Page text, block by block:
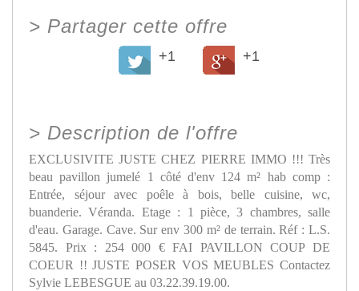
> Partager cette offre
+1 +1
> Description de l'offre
EXCLUSIVITE JUSTE CHEZ PIERRE IMMO !!! Très
beau pavillon jumelé 1 côté d'env 124 m² hab comp :
Entrée, séjour avec poêle à bois, belle cuisine, wc,
buanderie. Véranda. Etage : 1 pièce, 3 chambres, salle
d'eau. Garage. Cave. Sur env 300 m² de terrain. Réf : L.S.
5845. Prix : 254 000 € FAI PAVILLON COUP DE
COEUR !! JUSTE POSER VOS MEUBLES Contactez
Sylvie LEBESGUE au 03.22.39.19.00.